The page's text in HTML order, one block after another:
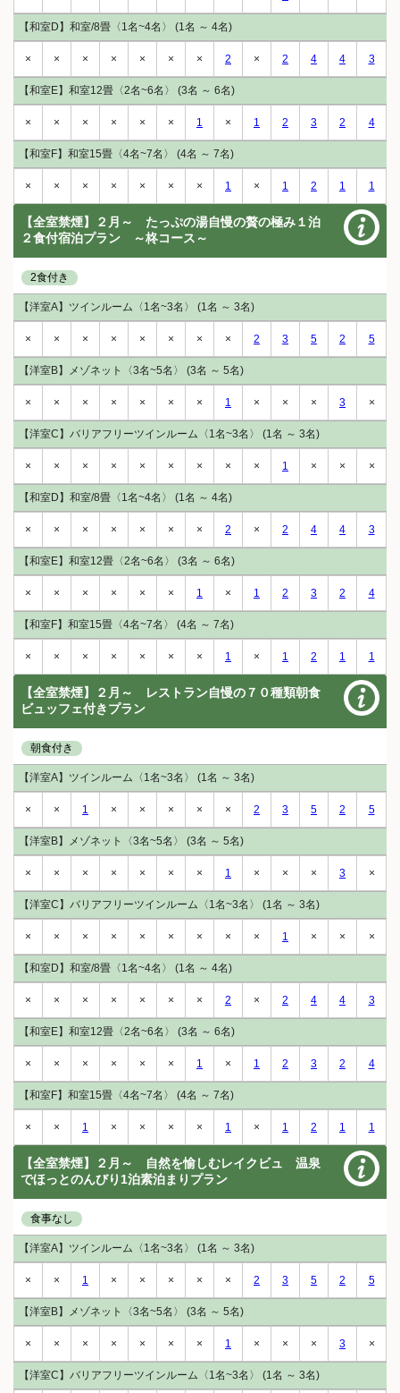
【和室D】和室/8畳〈1名~4名〉 (1名 ～ 4名)
× × × × × × × 2 × 2 4 4 3
【和室E】和室12畳〈2名~6名〉 (3名 ～ 6名)
× × × × × × 1 × 1 2 3 2 4
【和室F】和室15畳〈4名~7名〉 (4名 ～ 7名)
× × × × × × × 1 × 1 2 1 1
【全室禁煙】２月～ たっぷの湯自慢の贅の極み１泊
２食付宿泊プラン ～柊コース～
2食付き
【洋室A】ツインルーム〈1名~3名〉 (1名 ～ 3名)
× × × × × × × × 2 3 5 2 5
【洋室B】メゾネット〈3名~5名〉 (3名 ～ 5名)
× × × × × × × 1 × × × 3 ×
【洋室C】バリアフリーツインルーム〈1名~3名〉 (1名 ～ 3名)
× × × × × × × × × 1 × × ×
【和室D】和室/8畳〈1名~4名〉 (1名 ～ 4名)
× × × × × × × 2 × 2 4 4 3
【和室E】和室12畳〈2名~6名〉 (3名 ～ 6名)
× × × × × × 1 × 1 2 3 2 4
【和室F】和室15畳〈4名~7名〉 (4名 ～ 7名)
× × × × × × × 1 × 1 2 1 1
【全室禁煙】２月～ レストラン自慢の７０種類朝食
ビュッフェ付きプラン
朝食付き
【洋室A】ツインルーム〈1名~3名〉 (1名 ～ 3名)
× × 1 × × × × × 2 3 5 2 5
【洋室B】メゾネット〈3名~5名〉 (3名 ～ 5名)
× × × × × × × 1 × × × 3 ×
【洋室C】バリアフリーツインルーム〈1名~3名〉 (1名 ～ 3名)
× × × × × × × × × 1 × × ×
【和室D】和室/8畳〈1名~4名〉 (1名 ～ 4名)
× × × × × × × 2 × 2 4 4 3
【和室E】和室12畳〈2名~6名〉 (3名 ～ 6名)
× × × × × × 1 × 1 2 3 2 4
【和室F】和室15畳〈4名~7名〉 (4名 ～ 7名)
× × 1 × × × × 1 × 1 2 1 1
【全室禁煙】２月～ 自然を愉しむレイクビュ 温泉
でほっとのんびり1泊素泊まりプラン
食事なし
【洋室A】ツインルーム〈1名~3名〉 (1名 ～ 3名)
× × 1 × × × × × 2 3 5 2 5
【洋室B】メゾネット〈3名~5名〉 (3名 ～ 5名)
× × × × × × × 1 × × × 3 ×
【洋室C】バリアフリーツインルーム〈1名~3名〉 (1名 ～ 3名)